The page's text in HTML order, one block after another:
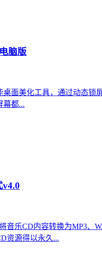
脑版
面美化工具，通过动态
幕都...
v4.0
音乐CD内容转换为MP3
资源得以永久...